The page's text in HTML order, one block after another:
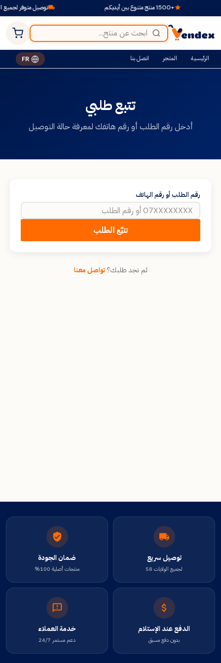
توصيل متوفر لجميع +1500 منتج متنوع بين أيديكم
الرئيسية المتجر اتصل بنا FR
تتبع طلبي
أدخل رقم الطلب أو رقم هاتفك لمعرفة حالة التوصيل
رقم الطلب أو رقم الهاتف
تتبّع الطلب
لم تجد طلبك؟تواصل معنا
توصيل سريع
لجميع الولايات 58
ضمان الجودة
منتجات أصلية 100%
الدفع عند الإستلام
بدون دفع مسبق
خدمة العملاء
دعم مستمر 24/7